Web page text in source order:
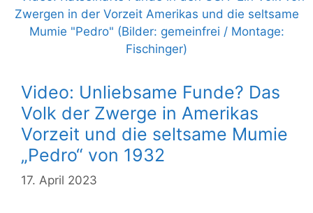
Video: Unliebsame Funde? Das
Volk der Zwerge in Amerikas
Vorzeit und die seltsame Mumie
„Pedro“ von 1932
17. April 2023